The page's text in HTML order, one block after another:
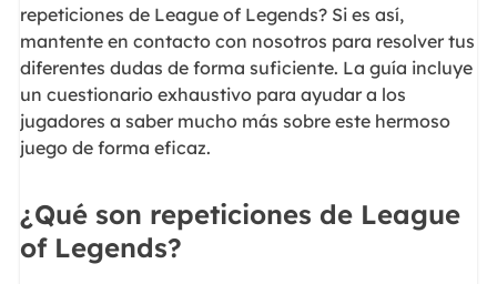
repeticiones de League of Legends? Si es así,
mantente en contacto con nosotros para resolver tus
diferentes dudas de forma suficiente. La guía incluye
un cuestionario exhaustivo para ayudar a los
jugadores a saber mucho más sobre este hermoso
juego de forma eficaz.
¿Qué son repeticiones de League
of Legends?